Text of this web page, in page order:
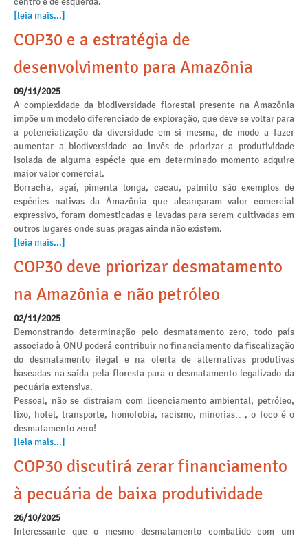
[leia mais...]
COP30 e a estratégia de
desenvolvimento para Amazônia
09/11/2025
A complexidade da biodiversidade florestal presente na Amazônia
impõe um modelo diferenciado de exploração, que deve se voltar para
a potencialização da diversidade em si mesma, de modo a fazer
aumentar a biodiversidade ao invés de priorizar a produtividade
isolada de alguma espécie que em determinado momento adquire
maior valor comercial.
Borracha, açaí, pimenta longa, cacau, palmito são exemplos de
espécies nativas da Amazônia que alcançaram valor comercial
expressivo, foram domesticadas e levadas para serem cultivadas em
outros lugares onde suas pragas ainda não existem.
[leia mais...]
COP30 deve priorizar desmatamento
na Amazônia e não petróleo
02/11/2025
Demonstrando determinação pelo desmatamento zero, todo país
associado à ONU poderá contribuir no financiamento da fiscalização
do desmatamento ilegal e na oferta de alternativas produtivas
baseadas na saída pela floresta para o desmatamento legalizado da
pecuária extensiva.
Pessoal, não se distraiam com licenciamento ambiental, petróleo,
lixo, hotel, transporte, homofobia, racismo, minorias…, o foco é o
desmatamento zero!
[leia mais...]
COP30 discutirá zerar financiamento
à pecuária de baixa produtividade
26/10/2025
Interessante que o mesmo desmatamento combatido com um